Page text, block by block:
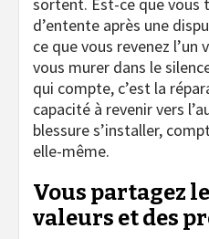
d’entente après une
ce que vous revenez
vous murer dans le
qui compte, c’est la
capacité à revenir vers
blessure s’installer,
elle-même.
Vous partagez
valeurs et des